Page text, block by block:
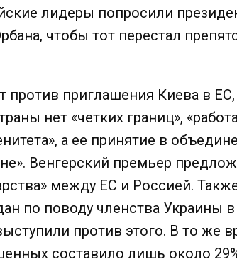
лидеры попросили
чтобы тот перестал
против приглашения Киева в
нет «четких границ»,
а ее принятие в
Венгерский премьер
между ЕС и Россией.
по поводу членства Украины
против этого. В то же
составило лишь около